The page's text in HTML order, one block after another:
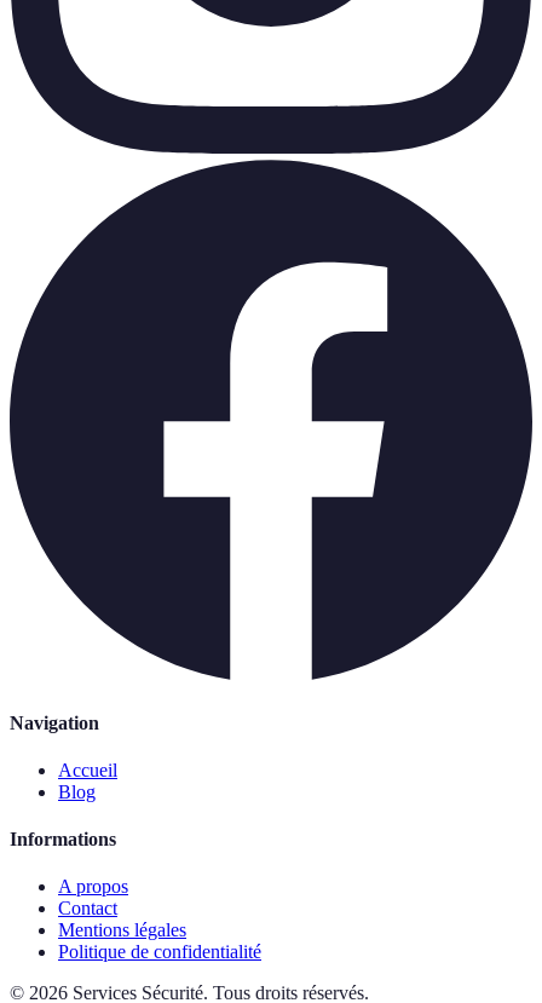
Navigation
Accueil
Blog
Informations
A propos
Contact
Mentions légales
Politique de confidentialité
© 2026 Services Sécurité. Tous droits réservés.